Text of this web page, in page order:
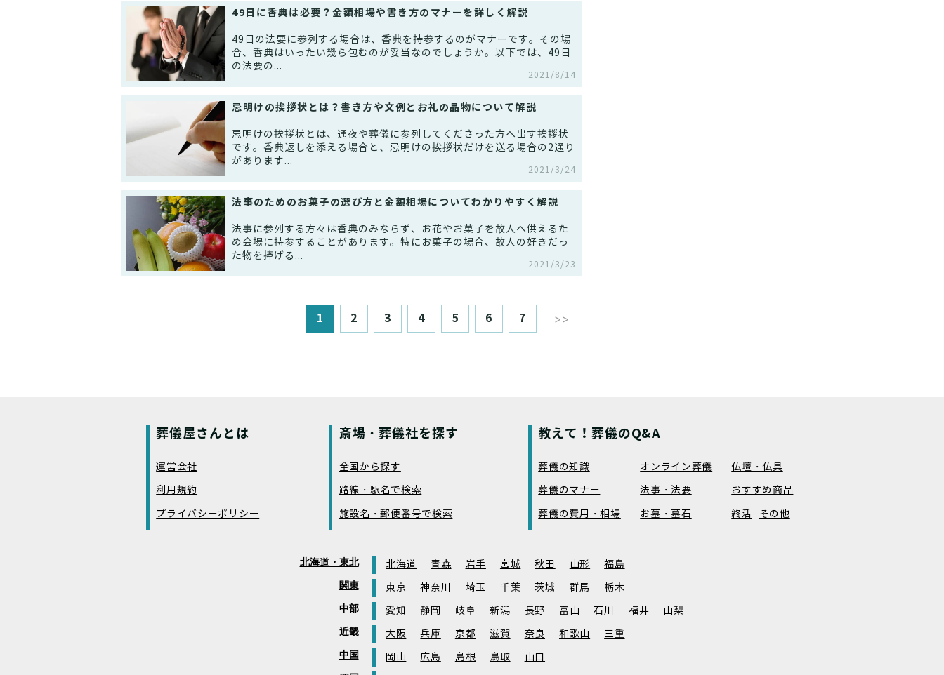
49日に香典は必要？金額相場や書き方のマナーを詳しく解説
49日の法要に参列する場合は、香典を持参するのがマナーです。その場
合、香典はいったい幾ら包むのが妥当なのでしょうか。以下では、49日
の法要の...
2021/8/14
忌明けの挨拶状とは？書き方や文例とお礼の品物について解説
忌明けの挨拶状とは、通夜や葬儀に参列してくださった方へ出す挨拶状
です。香典返しを添える場合と、忌明けの挨拶状だけを送る場合の2通り
があります...
2021/3/24
法事のためのお菓子の選び方と金額相場についてわかりやすく解説
法事に参列する方々は香典のみならず、お花やお菓子を故人へ供えるた
め会場に持参することがあります。特にお菓子の場合、故人の好きだっ
た物を捧げる...
2021/3/23
1 2 3 4 5 6 7 >>
葬儀屋さんとは
運営会社
利用規約
プライバシーポリシー
斎場・葬儀社を探す
全国から探す
路線・駅名で検索
施設名・郵便番号で検索
教えて！葬儀のQ&A
葬儀の知識 オンライン葬儀
仏壇・仏具
葬儀のマナー
法事・法要
おすすめ商品
葬儀の費用・相場
お墓・墓石 終活 その他
北海道・東北 北海道 青森 岩手 宮城 秋田 山形 福島
関東 東京 神奈川 埼玉 千葉 茨城 群馬 栃木
中部 愛知 静岡 岐阜 新潟 長野 富山 石川 福井 山梨
近畿 大阪 兵庫 京都 滋賀 奈良 和歌山 三重
中国 岡山 広島 島根 鳥取 山口